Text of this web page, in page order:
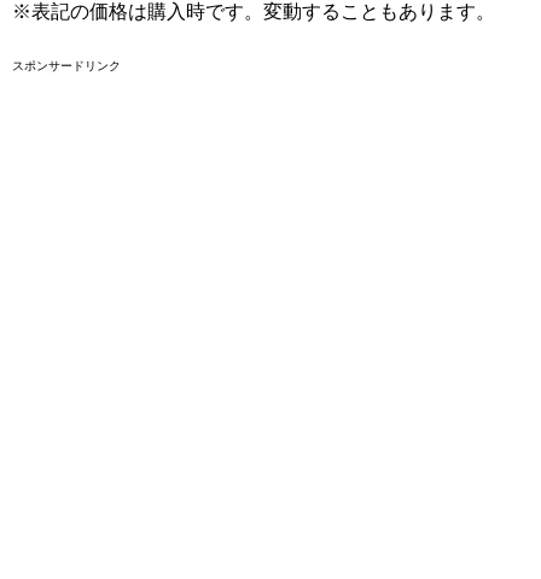
※表記の価格は購入時です。変動することもあります。
スポンサードリンク